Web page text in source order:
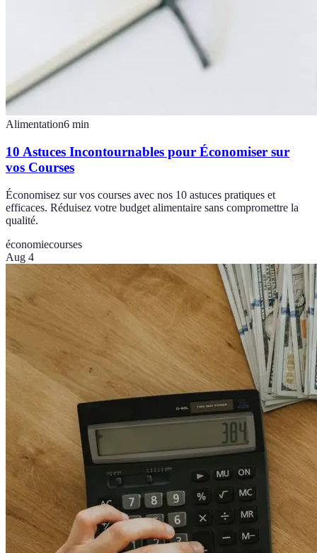
Alimentation6 min
10 Astuces Incontournables pour Économiser sur
vos Courses
Économisez sur vos courses avec nos 10 astuces pratiques et
efficaces. Réduisez votre budget alimentaire sans compromettre la
qualité.
économiecourses
Aug 4